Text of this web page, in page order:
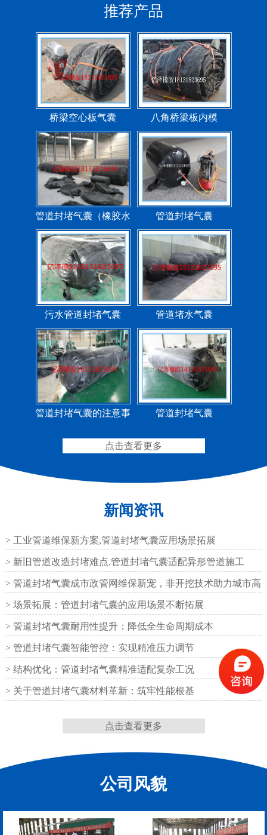
推荐产品
空心板内模 桥梁空心板气囊
桥梁空心板气囊 八角桥梁板内模
管道封堵气囊（橡胶水
堵）
管道封堵气囊
污水管道封堵气囊 管道堵水气囊
管道封堵气囊的注意事
管道封堵气囊
矩形板式橡胶支座 圆形板式橡胶支座
圆形四氟板橡胶支座
矩形四氟板滑动橡胶支
座
缩缝
点击查看更多
新闻资讯
> 工业管道维保新方案,管道封堵气囊应用场景拓展
> 新旧管道改造封堵难点,管道封堵气囊适配异形管道施工
> 管道封堵气囊成市政管网维保新宠，非开挖技术助力城市高
效运
> 场景拓展：管道封堵气囊的应用场景不断拓展
> 管道封堵气囊耐用性提升：降低全生命周期成本
> 管道封堵气囊智能管控：实现精准压力调节
> 结构优化：管道封堵气囊精准适配复杂工况
> 关于管道封堵气囊材料革新：筑牢性能根基
点击查看更多
公司风貌